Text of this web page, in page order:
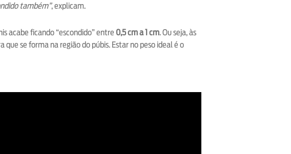
também”, explicam.
acabe ficando “escondido” entre 0,5 cm a 1 cm. Ou seja, às
se forma na região do púbis. Estar no peso ideal é o